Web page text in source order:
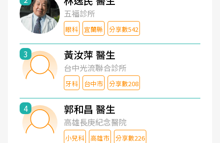
五福診所
眼科 宜蘭縣 分享數542
3 黃汝萍 醫生
台中光流聯合診所
牙科 台中市 分享數208
4 郭和昌 醫生
高雄長庚紀念醫院
小兒科 高雄市 分享數226